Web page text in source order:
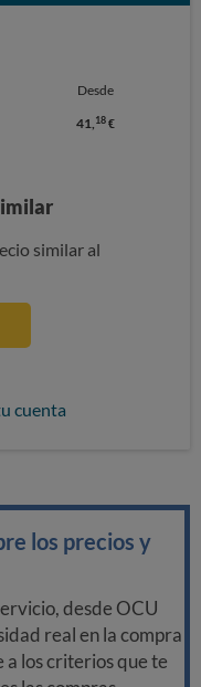
Desde
41,18€
similar al
cuenta
los precios y
desde OCU
real en la compra
a los criterios que te